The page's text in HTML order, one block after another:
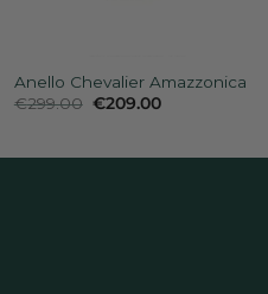
Anello Chevalier Amazzonica
€299.00 Il
€299.00.
€209.00Il
€209.00.